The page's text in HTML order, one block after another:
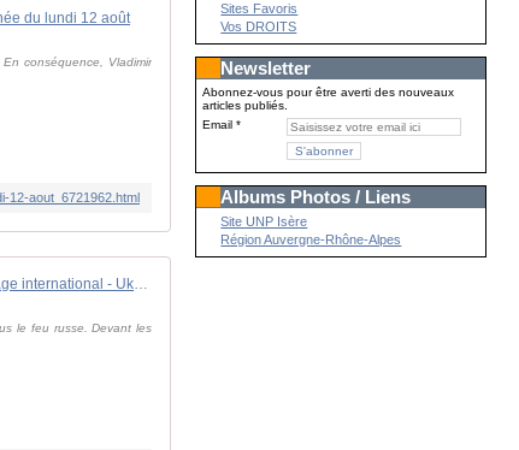
du lundi 12 août
conséquence, Vladimir
12-aout_6721962.html
Reportage international - Ukraine: à Pokrovsk, suite aux combats intenses, les familles évacuées de toute urgence
le feu russe. Devant les
Sites Favoris
Vos DROITS
Newsletter
Abonnez-vous pour être averti des nouveaux
articles publiés.
Email
Albums Photos / Liens
Site UNP Isère
Région Auvergne-Rhône-Alpes